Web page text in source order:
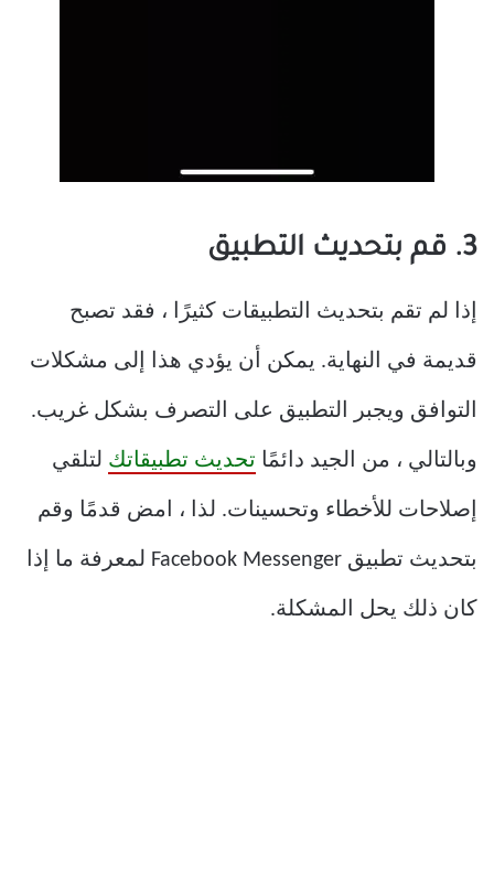
3. قم بتحديث التطبيق
إذا لم تقم بتحديث التطبيقات كثيرًا ، فقد تصبح
قديمة في النهاية. يمكن أن يؤدي هذا إلى مشكلات
التوافق ويجبر التطبيق على التصرف بشكل غريب.
وبالتالي ، من الجيد دائمًا تحديث تطبيقاتك لتلقي
إصلاحات للأخطاء وتحسينات. لذا ، امض قدمًا وقم
بتحديث تطبيق Facebook Messenger لمعرفة ما إذا
كان ذلك يحل المشكلة.